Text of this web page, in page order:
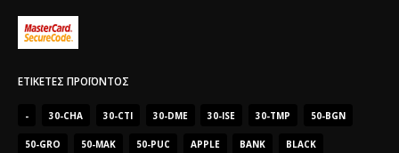
ΕΤΙΚΈΤΕΣ ΠΡΟΪΌΝΤΟΣ
- 30-CHA 30-CTI 30-DME 30-ISE 30-TMP 50-BGN
50-GRO 50-MAK 50-PUC APPLE BANK BLACK